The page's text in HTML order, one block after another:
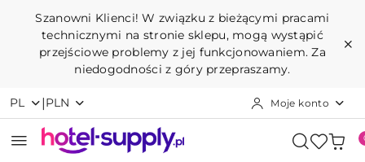
Przejdź do treści głównej
Przejdź do wyszukiwarki
Przejdź do moje konto
Przejdź do menu głównego
Przejdź do stopki
Szanowni Klienci! W związku z bieżącymi pracami
technicznymi na stronie sklepu, mogą wystąpić
przejściowe problemy z jej funkcjonowaniem. Za
niedogodności z góry przepraszamy.
PL |PLN Moje konto